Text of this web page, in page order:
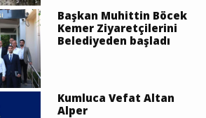
Başkan Muhittin Böcek
Kemer Ziyaretçilerini
Belediyeden başladı
Kumluca Vefat Altan
Alper